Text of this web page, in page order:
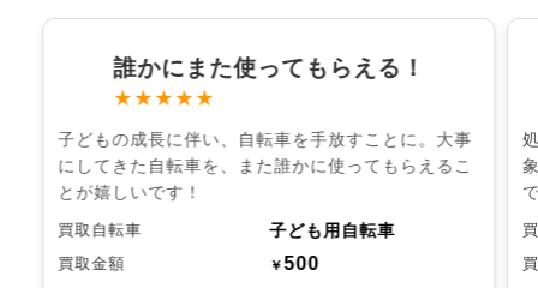
誰かにまた使ってもらえる！
★★★★★
子どもの成長に伴い、自転車を手放すことに。大事
にしてきた自転車を、また誰かに使ってもらえるこ
とが嬉しいです！
買取自転車 子ども用自転車
買取金額 ￥500